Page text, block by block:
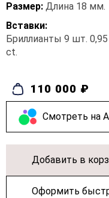
Размер: Длина 18 мм.
Вставки:
Бриллианты 9 шт.
ct.
110 000 ₽
Cмотреть на
Добавить в
Оформить